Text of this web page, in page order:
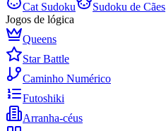
Cat Sudoku
Sudoku de Cães
Jogos de lógica
Queens
Star Battle
Caminho Numérico
Futoshiki
Arranha-céus